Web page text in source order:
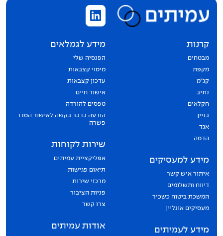
קרנות
מבטחים
מקפת
קג״מ
נתיב
חקלאים
בניין
אגד
הדסה
מידע למעסיקים
איתור איש קשר
דיווח ותשלומים
המשכת ביטוח כשכיר
מעסיקים אונליין
מידע לעמיתים
מידע לגמלאים
הפנסיה שלי
מיסוי קצבאות
עדכון קצבאות
אישור חיים
טפסים להורדה
הודעה בדבר בקשה לאישור הסדר
פשרה
שירות לקוחות
אפליקציית עמיתים
תיאום פגישות
מרכזי שירות
פניות הציבור
צרו קשר
אודות עמיתים